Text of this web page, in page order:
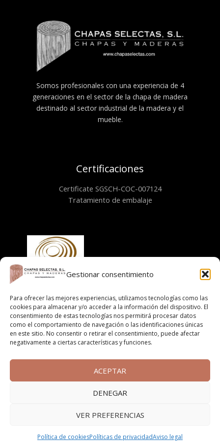
Gestionar consentimiento
Para ofrecer las mejores experiencias, utilizamos tecnologías como las
cookies para almacenar y/o acceder a la información del dispositivo. El
consentimiento de estas tecnologías nos permitirá procesar datos
como el comportamiento de navegación o las identificaciones únicas
en este sitio. No consentir o retirar el consentimiento, puede afectar
negativamente a ciertas características y funciones.
ACEPTAR
DENEGAR
VER PREFERENCIAS
Política de cookiesPolíticas de privacidadAviso legal
Somos profesionales con una experiencia de 4
generaciones en el sector de la chapa de madera
destinado al sector industrial de la madera y el
mueble.
Certificaciones
Certificate SGSCH-COC-007124
Tratamiento de embalaje
Información
Aviso legal
Política de cookies
Políticas de privacidad
Términos y condiciones de compra online
Copyright © 2026 |europeART